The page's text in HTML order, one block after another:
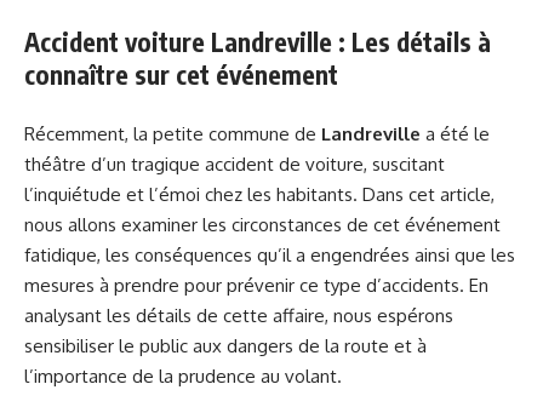
Accident voiture Landreville : Les détails à
connaître sur cet événement
Récemment, la petite commune de Landreville a été le
théâtre d’un tragique accident de voiture, suscitant
l’inquiétude et l’émoi chez les habitants. Dans cet article,
nous allons examiner les circonstances de cet événement
fatidique, les conséquences qu’il a engendrées ainsi que les
mesures à prendre pour prévenir ce type d’accidents. En
analysant les détails de cette affaire, nous espérons
sensibiliser le public aux dangers de la route et à
l’importance de la prudence au volant.